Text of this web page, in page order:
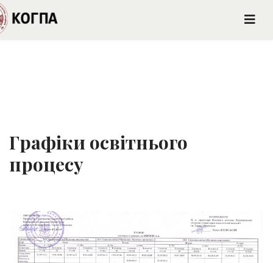
Графіки освітнього
процесу